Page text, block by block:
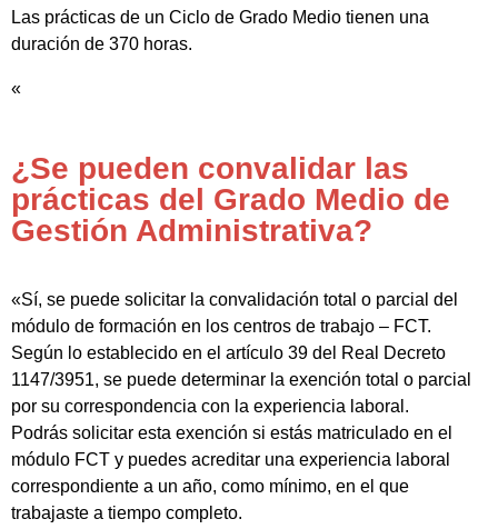
Las prácticas de un Ciclo de Grado Medio tienen una
duración de 370 horas.
«
¿Se pueden convalidar las
prácticas del Grado Medio de
Gestión Administrativa?
«Sí, se puede solicitar la convalidación total o parcial del
módulo de formación en los centros de trabajo – FCT.
Según lo establecido en el artículo 39 del Real Decreto
1147/3951, se puede determinar la exención total o parcial
por su correspondencia con la experiencia laboral.
Podrás solicitar esta exención si estás matriculado en el
módulo FCT y puedes acreditar una experiencia laboral
correspondiente a un año, como mínimo, en el que
trabajaste a tiempo completo.